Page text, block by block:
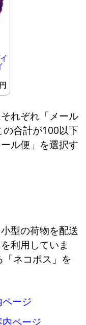
れぞれ「メール
の合計が100以下
ル便」を選択す
型の荷物を配送
利用していま
ネコポス」を
ージ
ページ